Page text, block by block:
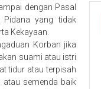
dengan Pasal
Pidana yangtidak
Kekayaan.
Korban jika
suami atau istri
tidur atauterpisah
atau semenda baik